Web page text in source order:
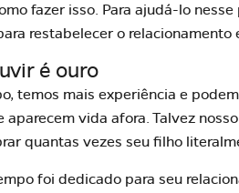
fazer isso. Para ajudá-lo
restabelecer o relacionamento
é ouro
temos mais experiência e
vida afora. Talvez
quantas vezes seu filho
foi dedicado para seu